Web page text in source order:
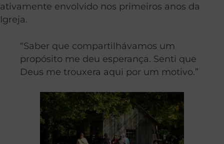
ativamente envolvido nos primeiros anos da
Igreja.
“Saber que compartilhávamos um
propósito me deu esperança. Senti que
Deus me trouxera aqui por um motivo.”